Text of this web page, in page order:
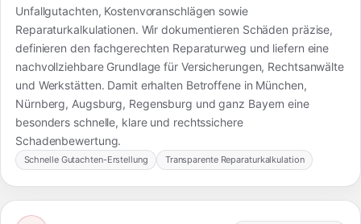
Unfallgutachten, Kostenvoranschlägen sowie
Reparaturkalkulationen. Wir dokumentieren Schäden präzise,
definieren den fachgerechten Reparaturweg und liefern eine
nachvollziehbare Grundlage für Versicherungen, Rechtsanwälte
und Werkstätten. Damit erhalten Betroffene in München,
Nürnberg, Augsburg, Regensburg und ganz Bayern eine
besonders schnelle, klare und rechtssichere
Schadenbewertung.
Schnelle Gutachten-Erstellung Transparente Reparaturkalkulation